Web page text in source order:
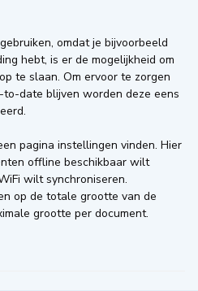
omdat je bijvoorbeeld
hebt, is er de mogelijkheid om
te slaan. Om ervoor te zorgen
date blijven worden deze eens
pagina instellingen vinden. Hier
offline beschikbaar wilt
wilt synchroniseren.
op de totale grootte van de
grootte per document.